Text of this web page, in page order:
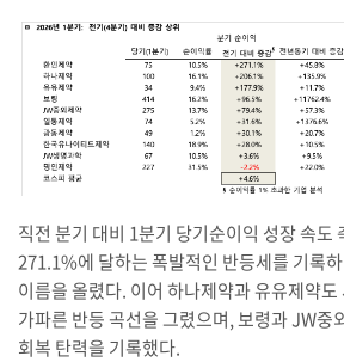
직전 분기 대비 1분기 당기순이익 성장 속도
271.1%에 달하는 폭발적인 반등세를 기록
이름을 올렸다. 이어 하나제약과 유유제약도
가파른 반등 곡선을 그렸으며, 보령과 JW중
회복 탄력을 기록했다.